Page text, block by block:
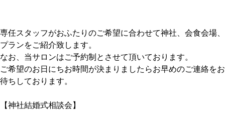
専任スタッフがおふたりのご希望に合わせて神社、会食会場、
プランをご紹介致します。
なお、当サロンはご予約制とさせて頂いております。
ご希望のお日にちお時間が決まりましたらお早めのご連絡をお
待ちしております。
【神社結婚式相談会】